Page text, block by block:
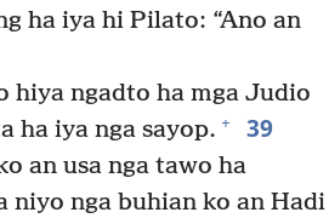
ha iya hi Pilato: “Ano an
hiya ngadto ha mga Judio
ha iya nga sayop. + 39
an usa nga tawo ha
niyo nga buhian ko an Hadi